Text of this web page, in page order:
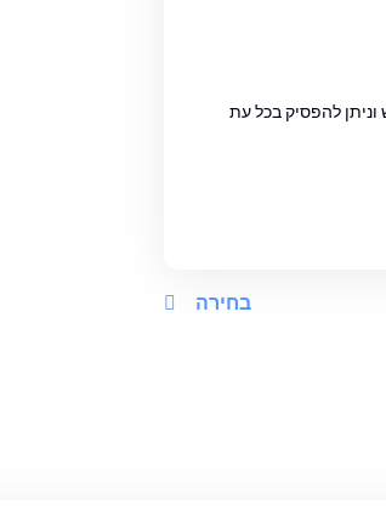
וניתן להפסיק בכל עת
בחירה